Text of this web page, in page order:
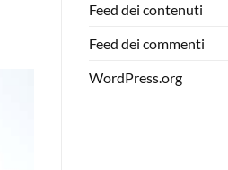
Feed dei contenuti
Feed dei commenti
WordPress.org